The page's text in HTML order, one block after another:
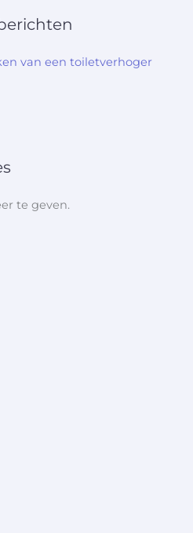
van een toiletverhoger
te geven.